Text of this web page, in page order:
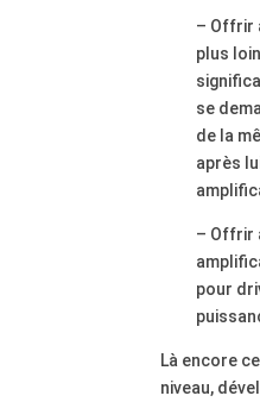
– Offrir
plus
se
de la
après
– Offrir
pour
Là encore
niveau,